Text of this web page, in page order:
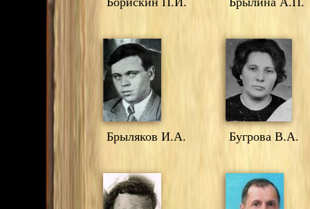
Брыляков И.А. Бугрова В.А.